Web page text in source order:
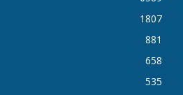
1807
881
658
535